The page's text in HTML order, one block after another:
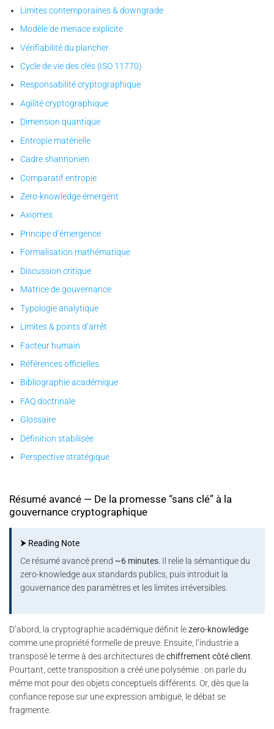
Limites contemporaines & downgrade
Modèle de menace explicite
Vérifiabilité du plancher
Cycle de vie des clés (ISO 11770)
Responsabilité cryptographique
Agilité cryptographique
Dimension quantique
Entropie matérielle
Cadre shannonien
Comparatif entropie
Zero-knowledge émergent
Axiomes
Principe d’émergence
Formalisation mathématique
Discussion critique
Matrice de gouvernance
Typologie analytique
Limites & points d’arrêt
Facteur humain
Références officielles
Bibliographie académique
FAQ doctrinale
Glossaire
Définition stabilisée
Perspective stratégique
Résumé avancé — De la promesse “sans clé” à la
gouvernance cryptographique
⮞ Reading Note
Ce résumé avancé prend ~6 minutes . Il relie la sémantique du
zero-knowledge aux standards publics, puis introduit la
gouvernance des paramètres et les limites irréversibles.
D’abord, la cryptographie académique définit lezero-knowledge
comme une propriété formelle de preuve. Ensuite, l’industrie a
transposé le terme à des architectures dechiffrement côté client
Pourtant, cette transposition a créé une polysémie : on parle du
même mot pour des objets conceptuels différents. Or, dès que la
confiance repose sur une expression ambiguë, le débat se
fragmente.